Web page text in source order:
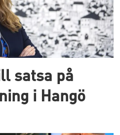
satsa på
i Hangö